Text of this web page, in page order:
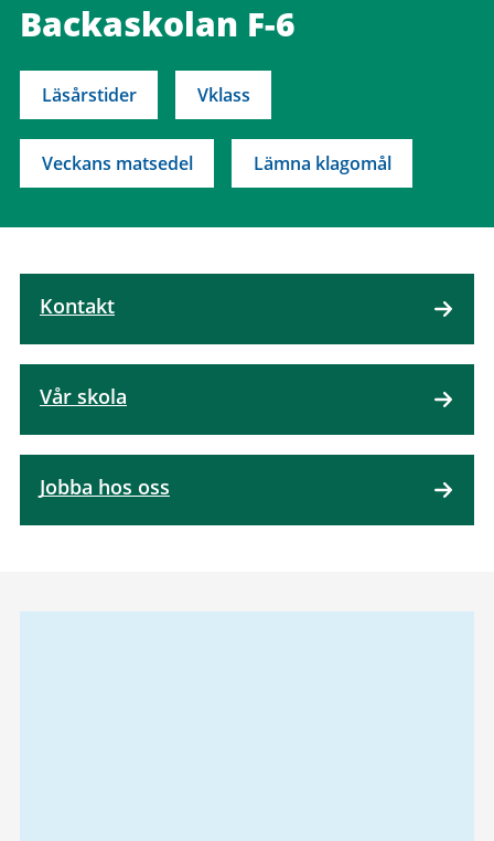
Backaskolan F-6
Läsårstider Vklass
Veckans matsedel Lämna klagomål
Kontakt
Vår skola
Jobba hos oss